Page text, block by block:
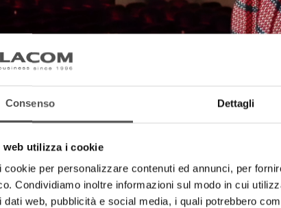
Consenso Dettagli
web utilizza i cookie
cookie per personalizzare contenuti ed annunci, per
Condividiamo inoltre informazioni sul modo in cui
dati web, pubblicità e social media, i quali potrebbero